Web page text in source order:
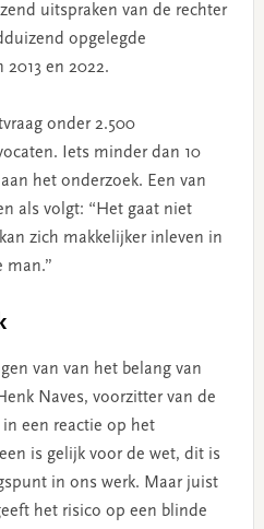
uitspraken van de rechter
opgelegde
2013 en 2022.
onder 2.500
Iets minder dan 10
het onderzoek. Een van
als volgt: “Het gaat niet
zich makkelijker inleven in
man.”
van van het belang van
Naves, voorzitter van de
in een reactie op het
is gelijk voor de wet, dit is
in ons werk. Maar juist
het risico op een blinde